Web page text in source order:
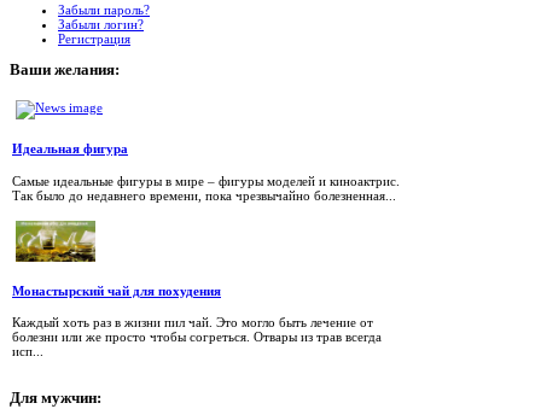
Забыли пароль?
Забыли логин?
Регистрация
Ваши желания:
Идеальная фигура
Самые идеальные фигуры в мире – фигуры моделей и киноактрис.
Так было до недавнего времени, пока чрезвычайно болезненная...
Монастырский чай для похудения
Каждый хоть раз в жизни пил чай. Это могло быть лечение от
болезни или же просто чтобы согреться. Отвары из трав всегда
исп...
Для мужчин: